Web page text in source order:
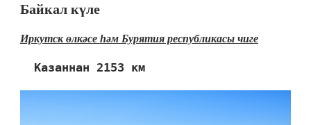
Байкал күле
Иркутск өлкәсе һәм Бурятия республикасы чиге
Казаннан 2153 км